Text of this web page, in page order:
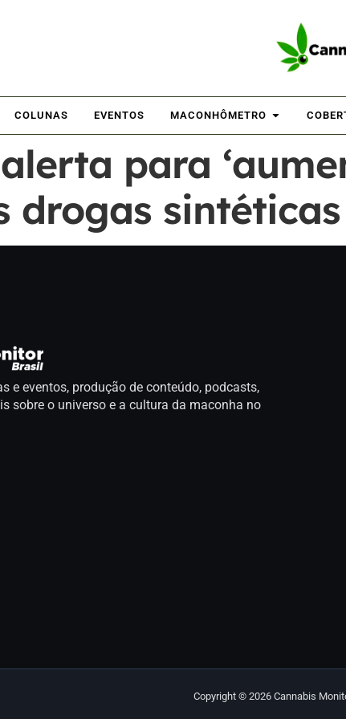
COLUNAS EVENTOS MACONHÔMETRO
para
drogas
e eventos, produção de conteúdo, podcasts,
sobre o universo e a cultura da maconha no
Copyright © 2026 Cannabis